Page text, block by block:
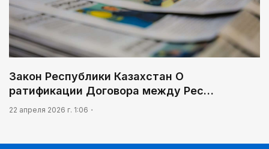
Закон Республики Казахстан О
ратификации Договора между Рес…
22 апреля 2026 г. 1:06